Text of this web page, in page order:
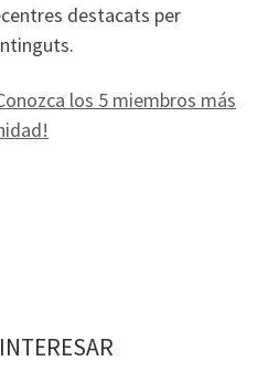
destacats per
los 5 miembros más